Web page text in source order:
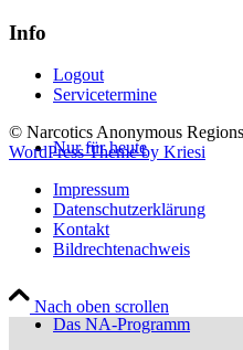
Nur für heute
Das NA-Programm
Info
Logout
Servicetermine
© Narcotics Anonymous
WordPress Theme by Kriesi
Impressum
Datenschutzerklärung
Kontakt
Bildrechtenachweis
Nach oben scrollen